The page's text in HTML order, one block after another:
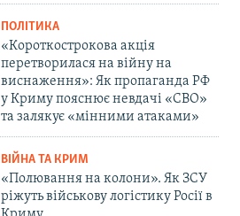
ПОЛІТИКА
«Короткострокова акція
перетворилася на війну на
виснаження»: Як пропаганда РФ
у Криму пояснює невдачі «СВО»
та залякує «мінними атаками»
ВІЙНА ТА КРИМ
«Полювання на колони». Як ЗСУ
ріжуть військову логістику Росії в